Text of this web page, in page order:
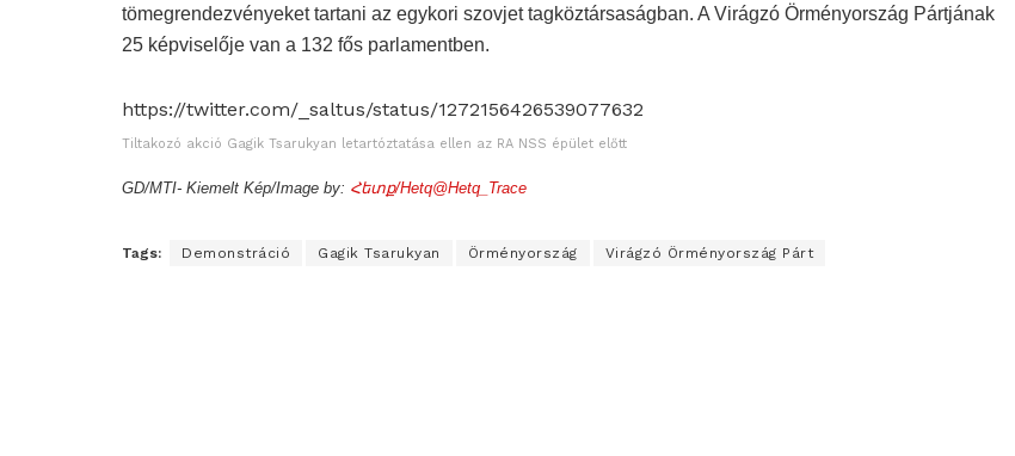
tömegrendezvényeket tartani az egykori szovjet tagköztársaságban. A Virágzó Örményország Pártjának
25 képviselője van a 132 fős parlamentben.
https://twitter.com/_saltus/status/1272156426539077632
Tiltakozó akció Gagik Tsarukyan letartóztatása ellen az RA NSS épület előtt
GD/MTI- Kiemelt Kép/Image by: Հետք/Hetq@Hetq_Trace
Tags: Demonstráció Gagik Tsarukyan Örményország Virágzó Örményország Párt